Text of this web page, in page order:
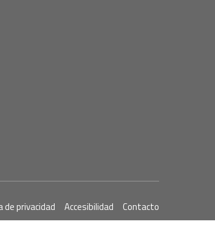
de privacidad Accesibilidad Contacto